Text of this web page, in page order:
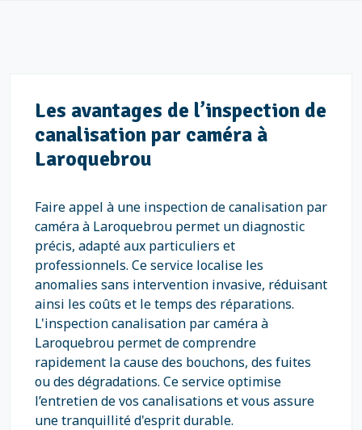
Les avantages de l’inspection de
canalisation par caméra à
Laroquebrou
Faire appel à une inspection de canalisation par
caméra à Laroquebrou permet un diagnostic
précis, adapté aux particuliers et
professionnels. Ce service localise les
anomalies sans intervention invasive, réduisant
ainsi les coûts et le temps des réparations.
L'inspection canalisation par caméra à
Laroquebrou permet de comprendre
rapidement la cause des bouchons, des fuites
ou des dégradations. Ce service optimise
l’entretien de vos canalisations et vous assure
une tranquillité d'esprit durable.